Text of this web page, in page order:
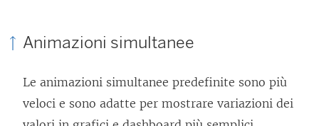
Animazioni simultanee
Le animazioni simultanee predefinite sono più
veloci e sono adatte per mostrare variazioni dei